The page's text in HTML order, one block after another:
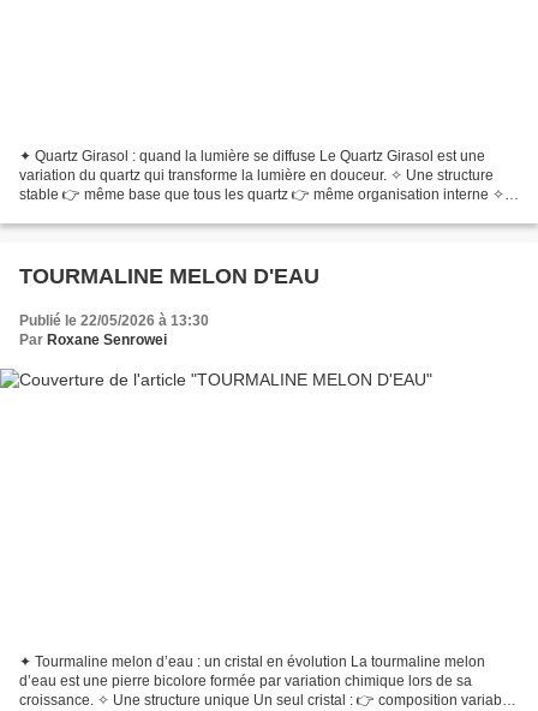
✦ Quartz Girasol : quand la lumière se diffuse Le Quartz Girasol est une
variation du quartz qui transforme la lumière en douceur. ✧ Une structure
stable 👉 même base que tous les quartz 👉 même organisation interne ✧
TOURMALINE MELON D'EAU
Publié le 22/05/2026 à 13:30
Par Roxane Senrowei
✦ Tourmaline melon d’eau : un cristal en évolution La tourmaline melon
d’eau est une pierre bicolore formée par variation chimique lors de sa
croissance. ✧ Une structure unique Un seul cristal : 👉 composition variable